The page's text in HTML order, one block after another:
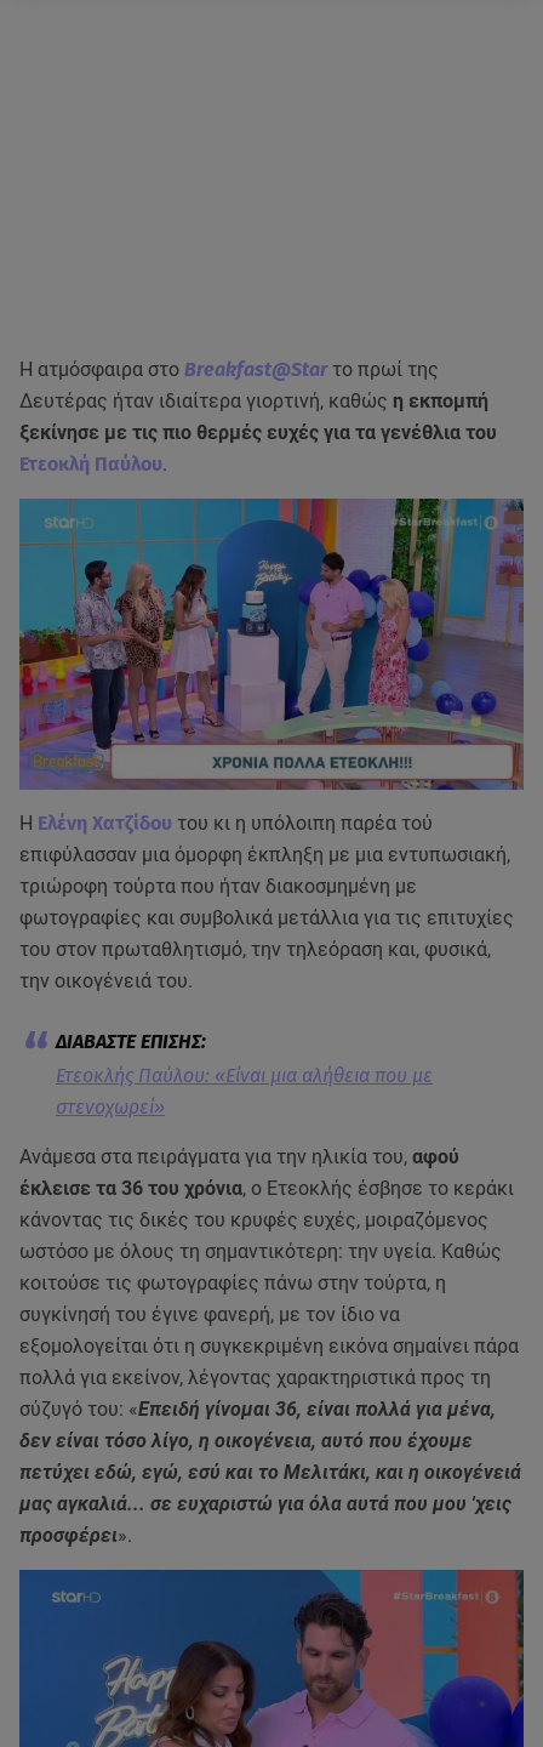
Η ατμόσφαιρα στο Breakfast@Starτο πρωί της
Δευτέρας ήταν ιδιαίτερα γιορτινή, καθώς η εκπομπή
ξεκίνησε με τις πιο θερμές ευχές για τα γενέθλια του
Ετεοκλή Παύλου.
Η Ελένη Χατζίδου του κι η υπόλοιπη παρέα τού
επιφύλασσαν μια όμορφη έκπληξη με μια εντυπωσιακή,
τριώροφη τούρτα που ήταν διακοσμημένη με
φωτογραφίες και συμβολικά μετάλλια για τις επιτυχίες
του στον πρωταθλητισμό, την τηλεόραση και, φυσικά,
την οικογένειά του.
Ετεοκλής Παύλου: «Είναι μια αλήθεια που με
στενοχωρεί»
Ανάμεσα στα πειράγματα για την ηλικία του, αφού
έκλεισε τα 36 του χρόνια, ο Ετεοκλής έσβησε το κεράκι
κάνοντας τις δικές του κρυφές ευχές, μοιραζόμενος
ωστόσο με όλους τη σημαντικότερη: την υγεία. Καθώς
κοιτούσε τις φωτογραφίες πάνω στην τούρτα, η
συγκίνησή του έγινε φανερή, με τον ίδιο να
εξομολογείται ότι η συγκεκριμένη εικόνα σημαίνει πάρα
πολλά για εκείνον, λέγοντας χαρακτηριστικά προς τη
σύζυγό του: «Επειδή γίνομαι 36, είναι πολλά για μένα,
δεν είναι τόσο λίγο, η οικογένεια, αυτό που έχουμε
πετύχει εδώ, εγώ, εσύ και το Μελιτάκι, και η οικογένειά
μας αγκαλιά... σε ευχαριστώ για όλα αυτά που μου 'χεις
προσφέρει».